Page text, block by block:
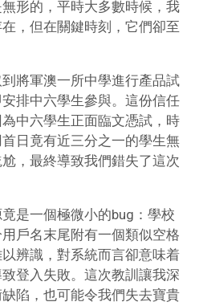
形的，平時大多數時候，我
，但在關鍵時刻，它們卻至
將軍澳一所中學進行產品試
排中六學生參與。這份信任
中六學生正面臨文憑試，時
日竟有近三分之一的學生無
，最終導致我們錯失了這次
是一個極微小的bug：學校
戶名末尾附有一個類似空格
辨識，對系統而言卻意味着
登入失敗。這次教訓讓我深
陷，也可能令我們失去寶貴